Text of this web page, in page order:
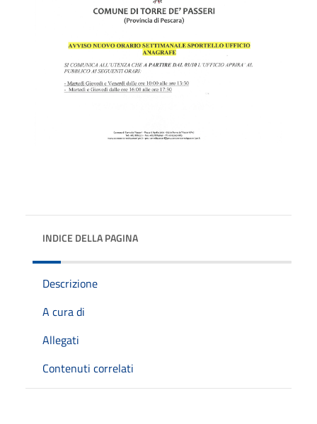
INDICE DELLA PAGINA
Descrizione
A cura di
Allegati
Contenuti correlati